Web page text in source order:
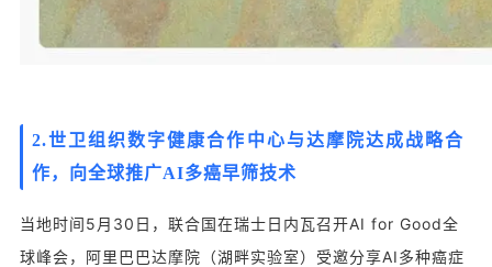
2.世卫组织数字健康合作中心与达摩院达成战略合
作，向全球推广AI多癌早筛技术
当地时间5月30日，联合国在瑞士日内瓦召开AI for Good全
球峰会，阿里巴巴达摩院（湖畔实验室）受邀分享AI多种癌症